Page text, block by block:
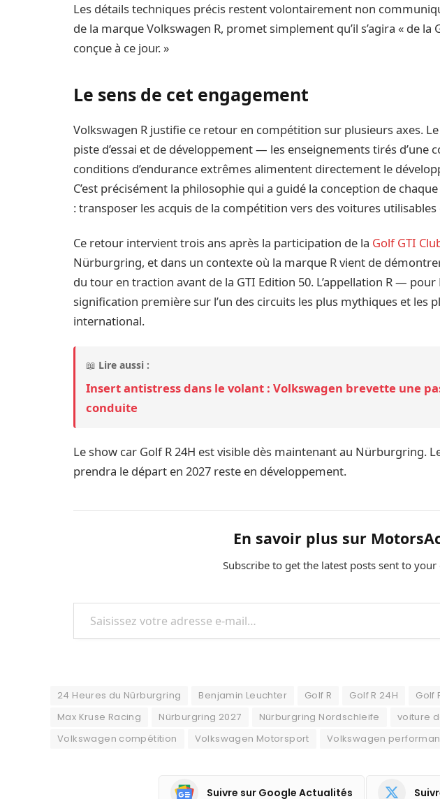
Les détails techniques précis restent volontairement non
de la marque Volkswagen R, promet simplement qu’il s’agira « de la
conçue à ce jour. »
Le sens de cet engagement
Volkswagen R justifie ce retour en compétition sur plusieurs axes.
piste d’essai et de développement — les enseignements tirés d’une
conditions d’endurance extrêmes alimentent directement le
C’est précisément la philosophie qui a guidé la conception de
: transposer les acquis de la compétition vers des voitures
Ce retour intervient trois ans après la participation de la Golf GTI
Nürburgring, et dans un contexte où la marque R vient de
du tour en traction avant de la GTI Edition 50. L’appellation R —
signification première sur l’un des circuits les plus mythiques et les
international.
📖 Lire aussi :
Insert antistress dans le volant : Volkswagen brevette une
conduite
Le show car Golf R 24H est visible dès maintenant au Nürburgring.
prendra le départ en 2027 reste en développement.
En savoir plus sur
Subscribe to get the latest posts sent to your
Saisissez votre adresse e-mail…
24 Heures du Nürburgring Benjamin Leuchter Golf R Golf R 24H Golf
Max Kruse Racing
Nürburgring 2027 Nürburgring Nordschleife voiture
Volkswagen compétition
Volkswagen Motorsport Volkswagen
Suivre sur Google Actualités